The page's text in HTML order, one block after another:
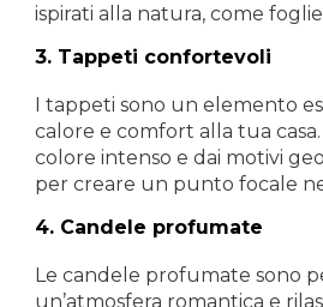
ispirati alla natura, come
3. Tappeti confortevoli
I tappeti sono un elemento
calore e comfort alla tua
colore intenso e dai motivi
per creare un punto focale
4. Candele profumate
Le candele profumate sono
un’atmosfera romantica e